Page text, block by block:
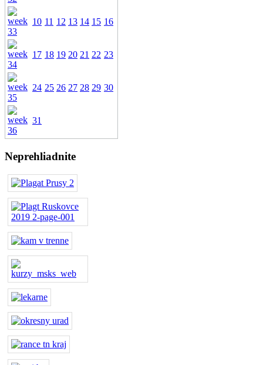
10 11 12 13 14 15 16
17 18 19 20 21 22 23
24 25 26 27 28 29 30
31
Neprehliadnite